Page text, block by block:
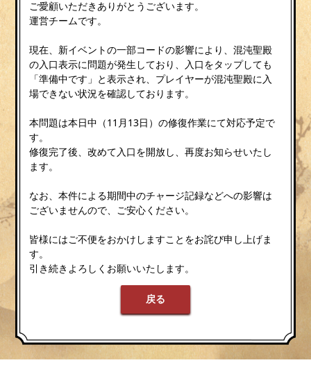
ご愛顧いただきありがとうございます。
運営チームです。
現在、新イベントの一部コードの影響により、混沌聖殿
の入口表示に問題が発生しており、入口をタップしても
「準備中です」と表示され、プレイヤーが混沌聖殿に入
場できない状況を確認しております。
本問題は本日中（11月13日）の修復作業にて対応予定で
す。
修復完了後、改めて入口を開放し、再度お知らせいたし
ます。
なお、本件による期間中のチャージ記録などへの影響は
ございませんので、ご安心ください。
皆様にはご不便をおかけしますことをお詫び申し上げま
す。
引き続きよろしくお願いいたします。
戻る